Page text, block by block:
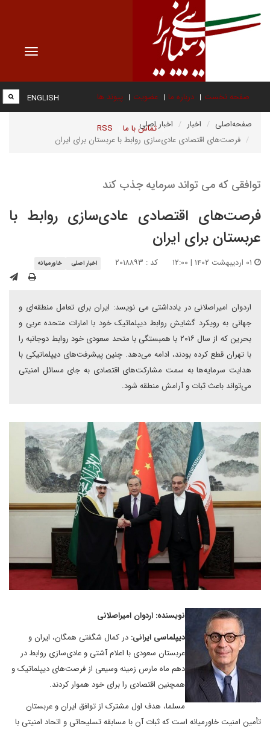
Toggle
صفحه نخست درباره ما عضویت پیوند ها
تماس با ما RSS
ENGLISH
صفحه‌اصلی اخبار
اخبار اصلی
فرصت‌های اقتصادی عادی‌سازی روابط با عربستان برای ایران
توافقی که می تواند سرمایه جذب کند
فرصت‌های اقتصادی عادی‌سازی روابط با
عربستان برای ایران
کد : ۲۰۱۸۸۹۳ اخبار اصلی خاورمیانه
اردوان امیراصلانی در یادداشتی می نویسد: ایران برای تعامل منطقه‌ای و
جهانی به رویکرد گشایش روابط دیپلماتیک خود با امارات متحده عربی و
بحرین که از سال ۲۰۱۶ با همبستگی با متحد سعودی خود روابط دوجانبه را
با تهران قطع کرده بودند، ادامه می‌دهد. چنین پیشرفت‌های دیپلماتیکی با
هدایت سرمایه‌ها به سمت مشارکت‌های اقتصادی به جای مسائل امنیتی
می‌تواند باعث ثبات و آرامش منطقه شود.
نویسنده: اردوان امیراصلانی
دیپلماسی ایرانی: در کمال شگفتی همگان، ایران و
عربستان سعودی با اعلام آشتی و عادی‌سازی روابط در
دهم ماه مارس زمینه وسیعی از فرصت‌های دیپلماتیک و
همچنین اقتصادی را برای خود هموار کردند.
مسلما، هدف اول مشترک از توافق ایران و عربستان
تأمین امنیت خاورمیانه است که ثبات آن با مسابقه تسلیحاتی و اتحاد امنیتی با